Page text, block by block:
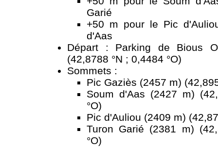
Garié
+50 m pour le Pic
d'Aas
Départ : Parking de Bious
(42,8788 °N ; 0,4484 °O)
Sommets :
Pic Gaziès (2457 m)
Soum d'Aas (2427 m)
°O)
Pic d'Auliou (2409 m)
Turon Garié (2381 m)
°O)